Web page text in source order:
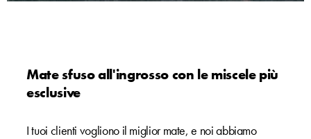
Mate sfuso all'ingrosso con le miscele più
esclusive
I tuoi clienti vogliono il miglior mate, e noi abbiamo